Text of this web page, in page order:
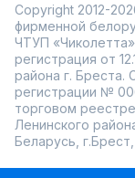
Copyright 2012-
фирменной
ЧТУП
регистрация от
района г. Бреста.
регистрации №
торговом
Ленинского
Беларусь,